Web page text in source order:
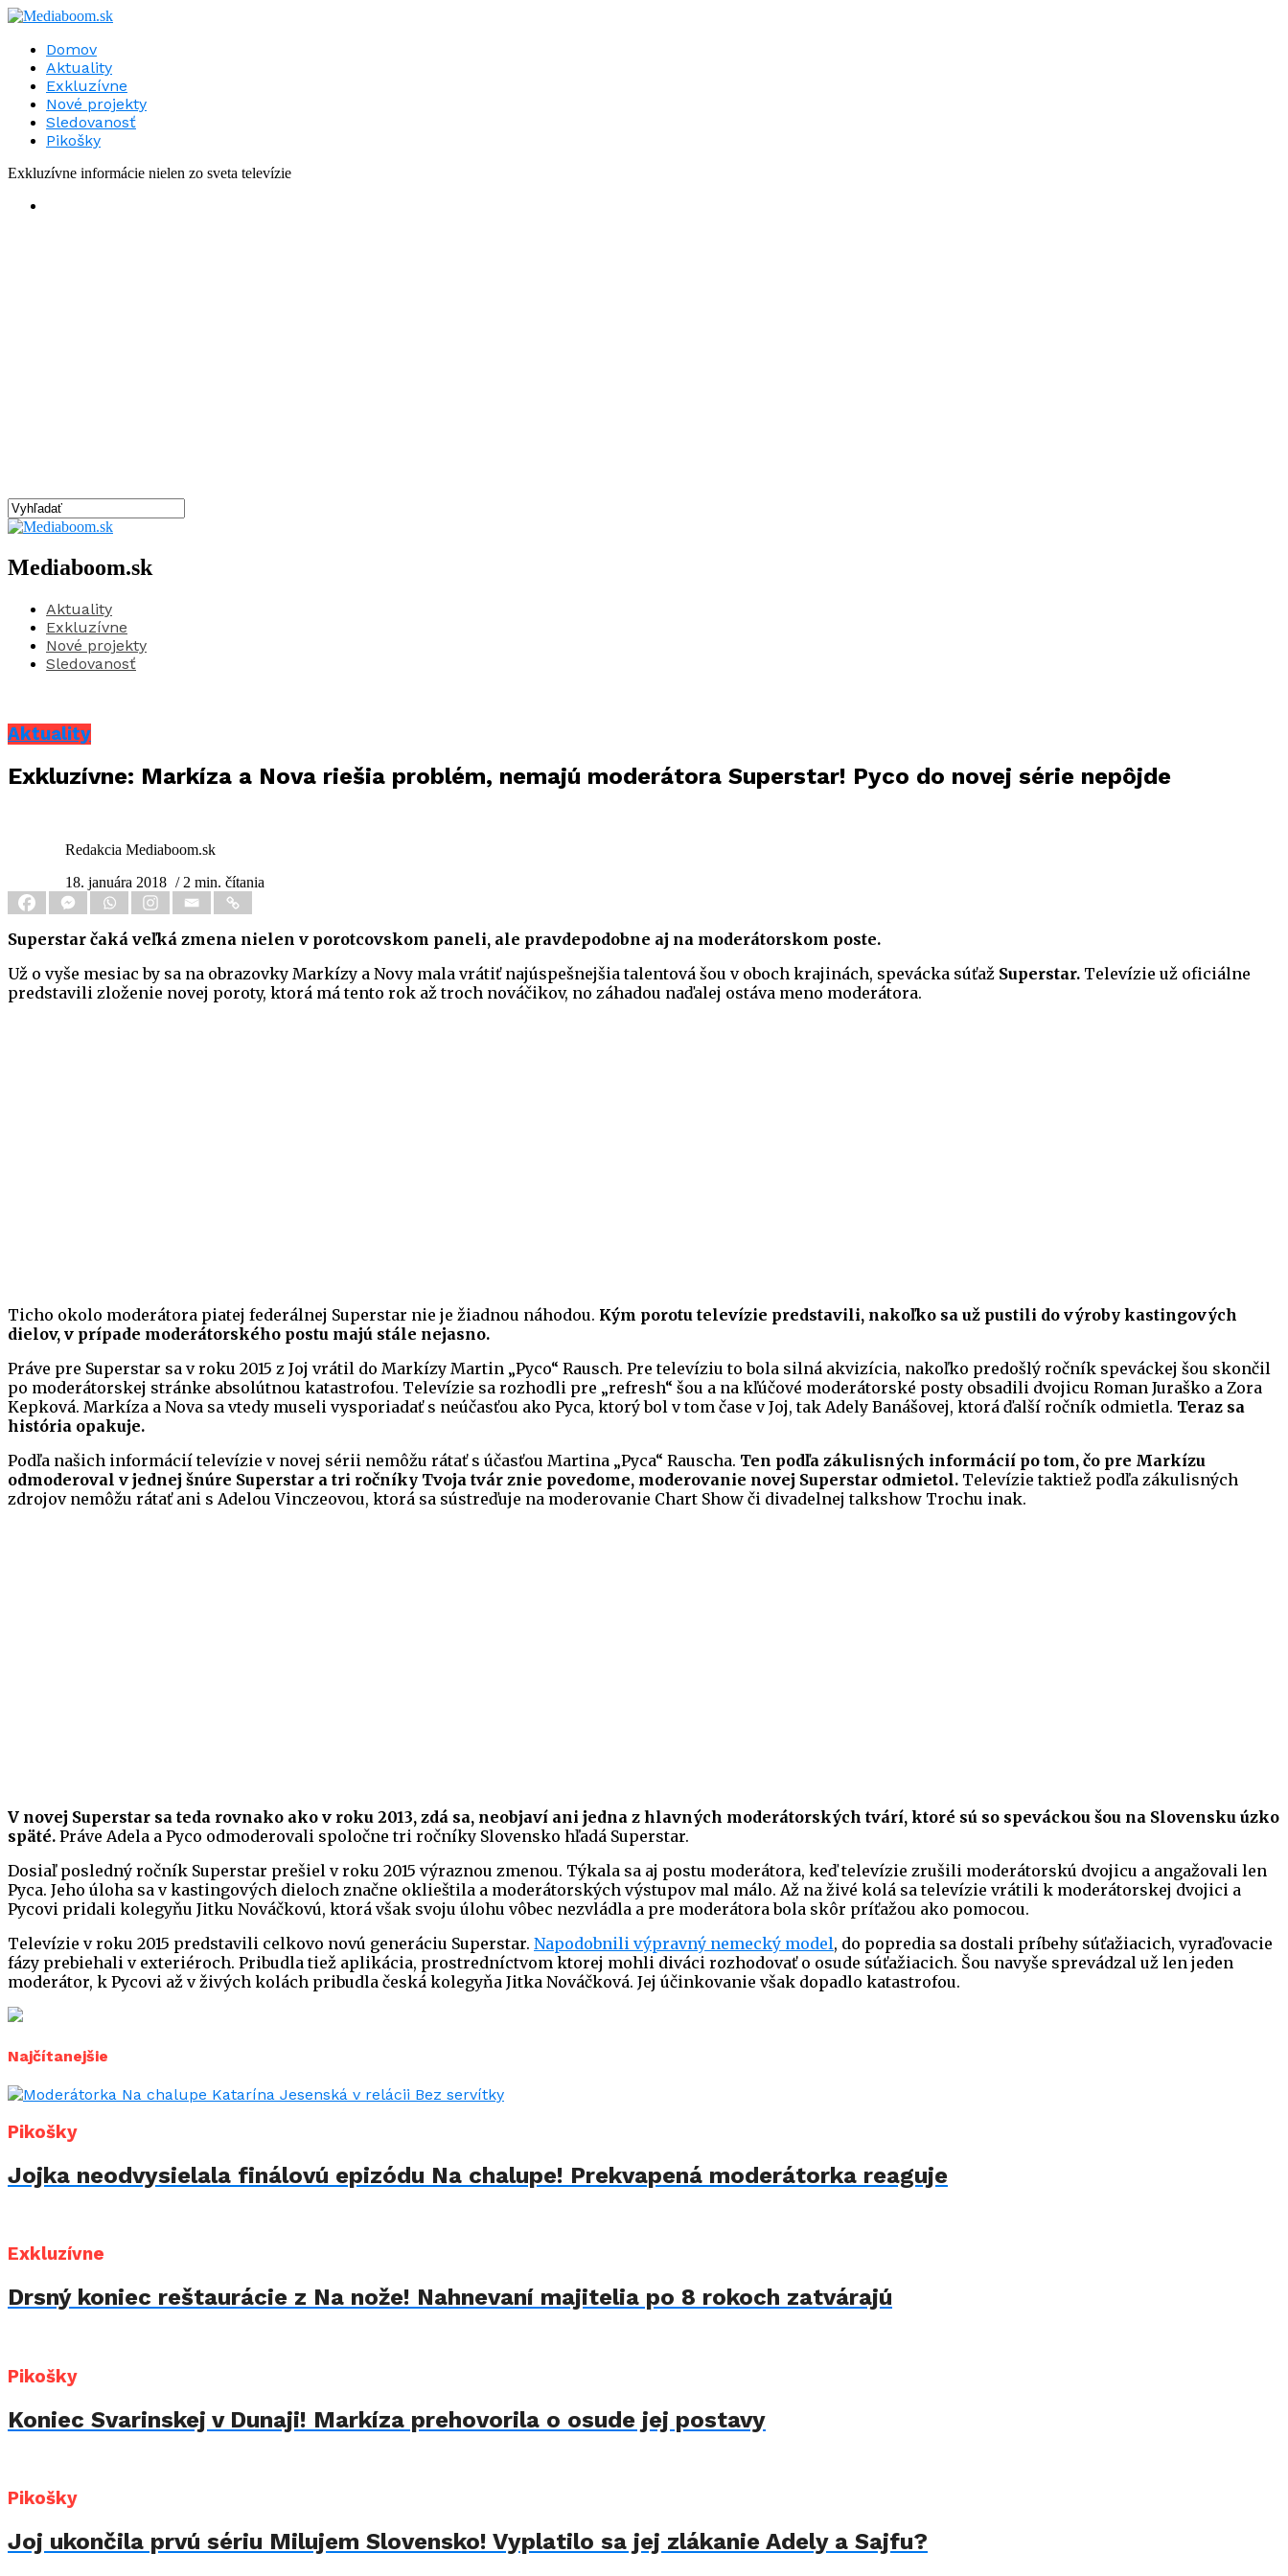
Domov
Aktuality
Exkluzívne
Nové projekty
Sledovanosť
Pikošky
Exkluzívne informácie nielen zo sveta televízie
Mediaboom.sk
Aktuality
Exkluzívne
Nové projekty
Sledovanosť
Aktuality
Exkluzívne: Markíza a Nova riešia problém, nemajú moderátora Superstar! Pyco do novej série nepôjde
Redakcia Mediaboom.sk
18. januára 2018 / 2 min. čítania
Superstar čaká veľká zmena nielen v porotcovskom paneli, ale pravdepodobne aj na moderátorskom poste.
Už o vyše mesiac by sa na obrazovky Markízy a Novy mala vrátiť najúspešnejšia talentová šou v oboch krajinách, spevácka súťaž Superstar. Televízie už oficiálne
predstavili zloženie novej poroty, ktorá má tento rok až troch nováčikov, no záhadou naďalej ostáva meno moderátora.
Ticho okolo moderátora piatej federálnej Superstar nie je žiadnou náhodou. Kým porotu televízie predstavili, nakoľko sa už pustili do výroby kastingových
dielov, v prípade moderátorského postu majú stále nejasno.
Práve pre Superstar sa v roku 2015 z Joj vrátil do Markízy Martin „Pyco“ Rausch. Pre televíziu to bola silná akvizícia, nakoľko predošlý ročník speváckej šou skončil
po moderátorskej stránke absolútnou katastrofou. Televízie sa rozhodli pre „refresh“ šou a na kľúčové moderátorské posty obsadili dvojicu Roman Juraško a Zora
Kepková. Markíza a Nova sa vtedy museli vysporiadať s neúčasťou ako Pyca, ktorý bol v tom čase v Joj, tak Adely Banášovej, ktorá ďalší ročník odmietla. Teraz sa
história opakuje.
Podľa našich informácií televízie v novej sérii nemôžu rátať s účasťou Martina „Pyca“ Rauscha. Ten podľa zákulisných informácií po tom, čo pre Markízu
odmoderoval v jednej šnúre Superstar a tri ročníky Tvoja tvár znie povedome, moderovanie novej Superstar odmietol. Televízie taktiež podľa zákulisných
zdrojov nemôžu rátať ani s Adelou Vinczeovou, ktorá sa sústreďuje na moderovanie Chart Show či divadelnej talkshow Trochu inak.
V novej Superstar sa teda rovnako ako v roku 2013, zdá sa, neobjaví ani jedna z hlavných moderátorských tvárí, ktoré sú so speváckou šou na Slovensku úzko
späté. Práve Adela a Pyco odmoderovali spoločne tri ročníky Slovensko hľadá Superstar.
Dosiaľ posledný ročník Superstar prešiel v roku 2015 výraznou zmenou. Týkala sa aj postu moderátora, keď televízie zrušili moderátorskú dvojicu a angažovali len
Pyca. Jeho úloha sa v kastingových dieloch značne oklieštila a moderátorských výstupov mal málo. Až na živé kolá sa televízie vrátili k moderátorskej dvojici a
Pycovi pridali kolegyňu Jitku Nováčkovú, ktorá však svoju úlohu vôbec nezvládla a pre moderátora bola skôr príťažou ako pomocou.
Televízie v roku 2015 predstavili celkovo novú generáciu Superstar. Napodobnili výpravný nemecký model, do popredia sa dostali príbehy súťažiacich, vyraďovacie
fázy prebiehali v exteriéroch. Pribudla tiež aplikácia, prostredníctvom ktorej mohli diváci rozhodovať o osude súťažiacich. Šou navyše sprevádzal už len jeden
moderátor, k Pycovi až v živých kolách pribudla česká kolegyňa Jitka Nováčková. Jej účinkovanie však dopadlo katastrofou.
Najčítanejšie
Pikošky
Jojka neodvysielala finálovú epizódu Na chalupe! Prekvapená moderátorka reaguje
Exkluzívne
Drsný koniec reštaurácie z Na nože! Nahnevaní majitelia po 8 rokoch zatvárajú
Pikošky
Koniec Svarinskej v Dunaji! Markíza prehovorila o osude jej postavy
Pikošky
Joj ukončila prvú sériu Milujem Slovensko! Vyplatilo sa jej zlákanie Adely a Sajfu?